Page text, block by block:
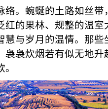
络。蜿蜒的土路如丝
红的果林、规整的温
慧与岁月的温情。那
袅袅炊烟若有似无地